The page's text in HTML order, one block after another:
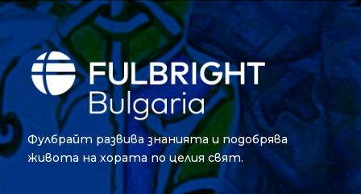
Фулбрайт развива знанията и подобрява
живота на хората по целия свят.